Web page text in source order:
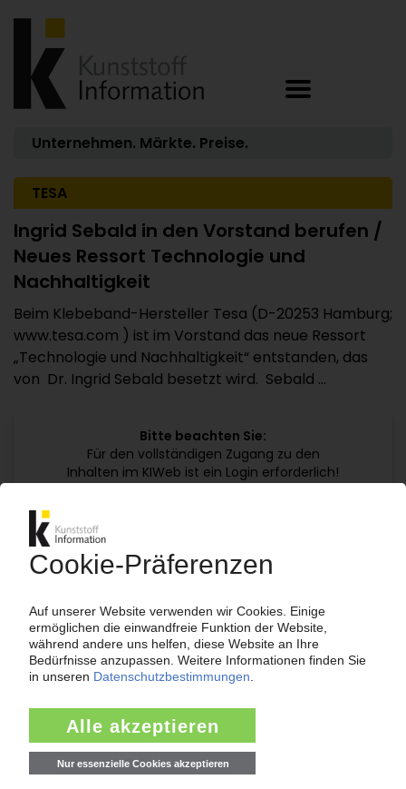
Unternehmen. Märkte. Preise.
TESA
Ingrid Sebald in den Vorstand berufen /
Neues Ressort Technologie und
Nachhaltigkeit
Beim Klebeband-Hersteller Tesa (D-20253 Hamburg;
www.tesa.com ) ist im Vorstand das neue Ressort
„Technologie und Nachhaltigkeit“ entstanden, das
von Dr. Ingrid Sebald besetzt wird. Sebald ...
Bitte beachten Sie:
Für den vollständigen Zugang zu den
Inhalten im KIWeb ist ein Login erforderlich!
Jetzt weiterlesen mit einem KI Abo:
Ihr KI Zugang
jährlich kündbar
ab99€/Monat
Jetzt kostenlos testen
Bereits KI-Abonnent? Jetzt